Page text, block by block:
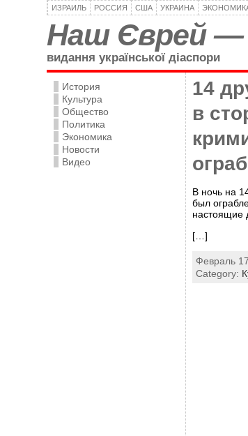
ИЗРАИЛЬ РОССИЯ США УКРАИНА
Наш Єврей —
видання української діаспори
История
Культура
Общество
Политика
Экономика
Новости
Видео
14
в
В ночь на
был
настоящие
[…]
Февраль
Category: